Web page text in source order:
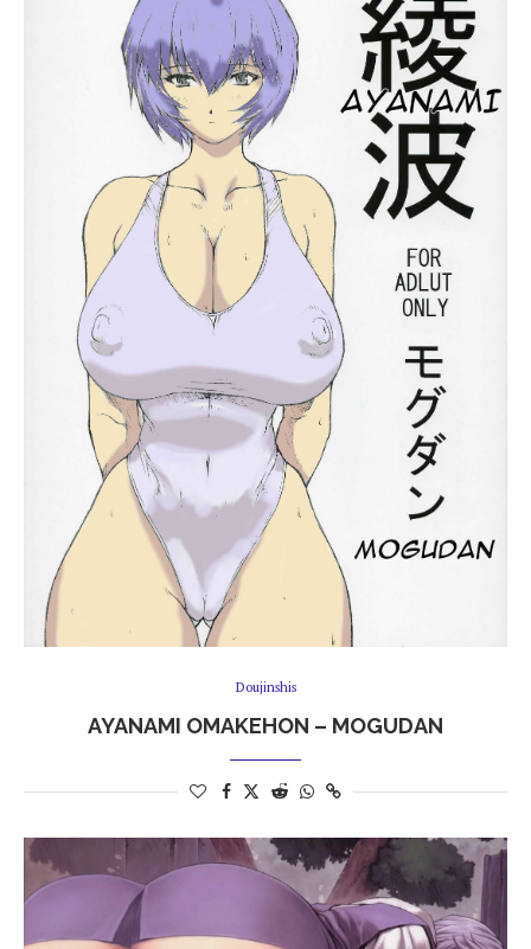
Doujinshis
AYANAMI OMAKEHON – MOGUDAN